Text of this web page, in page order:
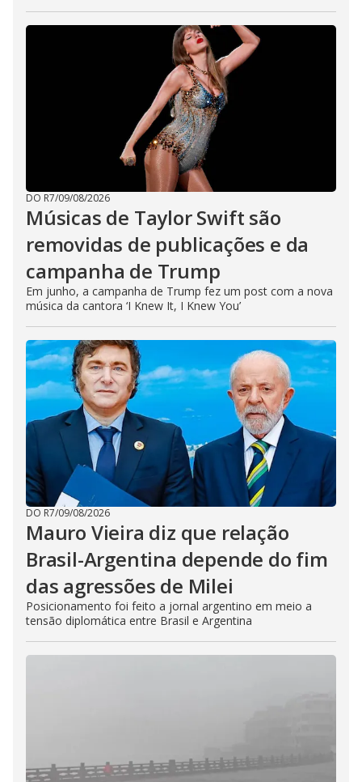
DO R7/09/08/2026
Músicas de Taylor Swift são
removidas de publicações e da
campanha de Trump
Em junho, a campanha de Trump fez um post com a nova
música da cantora ‘I Knew It, I Knew You’
DO R7/09/08/2026
Mauro Vieira diz que relação
Brasil-Argentina depende do fim
das agressões de Milei
Posicionamento foi feito a jornal argentino em meio a
tensão diplomática entre Brasil e Argentina